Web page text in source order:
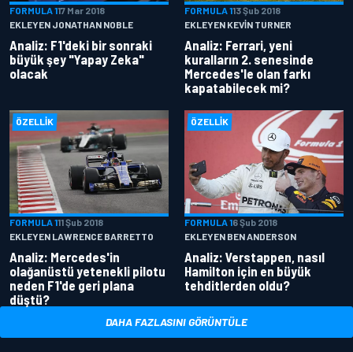
FORMULA 117 Mar 2018
EKLEYEN JONATHAN NOBLE
Analiz: F1'deki bir sonraki
büyük şey "Yapay Zeka"
olacak
FORMULA 113 Şub 2018
EKLEYEN KEVIN TURNER
Analiz: Ferrari, yeni
kuralların 2. senesinde
Mercedes'le olan farkı
kapatabilecek mi?
ÖZELLIK
FORMULA 111 Şub 2018
EKLEYEN LAWRENCE BARRETTO
Analiz: Mercedes'in
olağanüstü yetenekli pilotu
neden F1'de geri plana
düştü?
ÖZELLIK
FORMULA 16 Şub 2018
EKLEYEN BEN ANDERSON
Analiz: Verstappen, nasıl
Hamilton için en büyük
tehditlerden oldu?
DAHA FAZLASINI GÖRÜNTÜLE